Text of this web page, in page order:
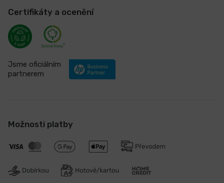
Certifikáty a ocenění
Jsme oficiálním
partnerem
Možnosti platby